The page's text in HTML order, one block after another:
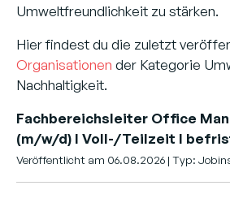
Umweltfreundlichkeit zu stärken.
Hier findest du die zuletzt
Organisationen der Kategorie
Nachhaltigkeit.
Fachbereichsleiter Office
(m/w/d) I Voll-/Teilzeit I
Veröffentlicht am 06.08.2026 | Typ: